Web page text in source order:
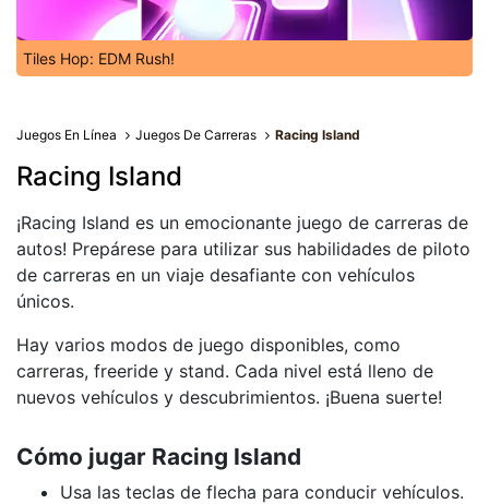
Tiles Hop: EDM Rush!
Juegos En Línea Juegos De Carreras Racing Island
Racing Island
¡Racing Island es un emocionante juego de carreras de
autos! Prepárese para utilizar sus habilidades de piloto
de carreras en un viaje desafiante con vehículos
únicos.
Hay varios modos de juego disponibles, como
carreras, freeride y stand. Cada nivel está lleno de
nuevos vehículos y descubrimientos. ¡Buena suerte!
Cómo jugar Racing Island
Usa las teclas de flecha para conducir vehículos.